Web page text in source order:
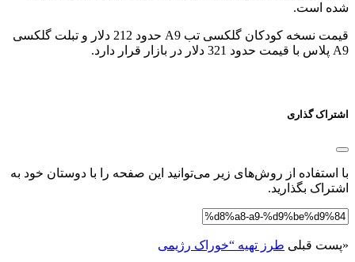
شده است.
قیمت نسخه کودکان گلکسی تب A9 حدود 212 دلار و تبلت گلکسی
A9 پلاس با قیمت حدود 321 دلار در بازار قرار دارد.
اشتراک گذاری
با استفاده از روش‌های زیر می‌توانید این صفحه را با دوستان خود به
اشتراک بگذارید.
«پست قبلی طرز تهیه “خوراک رژیمی